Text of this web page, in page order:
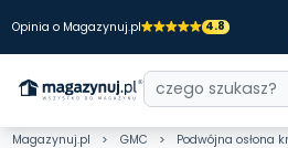
Opinia o Magazynuj.pl 4.8
Magazynuj.pl GMC Podwójna osłona